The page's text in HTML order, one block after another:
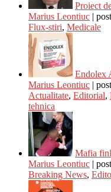
Proiect
Marius Leontiuc
Flux-stiri, Medicale
Endolex
Marius Leontiuc
Actualitate, Editorial,
tehnica
Mafia
Marius Leontiuc
Breaking News,